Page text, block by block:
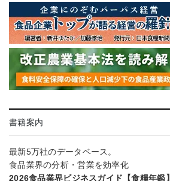
書籍案内
最新5万社のデータベース。
食品業界の分析・営業を効率化
2026食品業界ビジネスガイド【食糧年鑑】